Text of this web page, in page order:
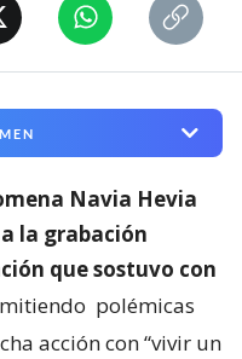
Navia Hevia
la grabación
que sostuvo con
polémicas
acción con “vivir un